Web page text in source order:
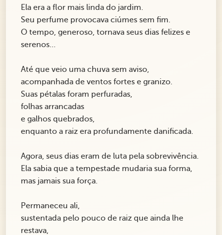
Ela era a flor mais linda do jardim.
Seu perfume provocava ciúmes sem fim.
O tempo, generoso, tornava seus dias felizes e
serenos…
Até que veio uma chuva sem aviso,
acompanhada de ventos fortes e granizo.
Suas pétalas foram perfuradas,
folhas arrancadas
e galhos quebrados,
enquanto a raiz era profundamente danificada.
Agora, seus dias eram de luta pela sobrevivência.
Ela sabia que a tempestade mudaria sua forma,
mas jamais sua força.
Permaneceu ali,
sustentada pelo pouco de raiz que ainda lhe
restava,